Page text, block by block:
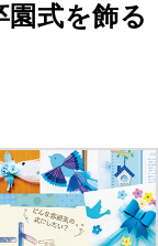
式を飾る